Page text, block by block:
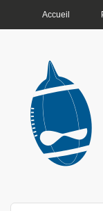
Accueil